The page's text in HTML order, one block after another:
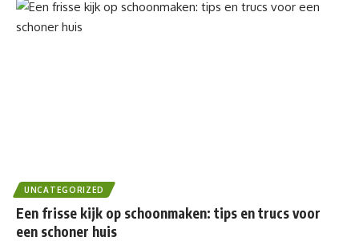
UNCATEGORIZED
Een frisse kijk op schoonmaken: tips en trucs voor
een schoner huis